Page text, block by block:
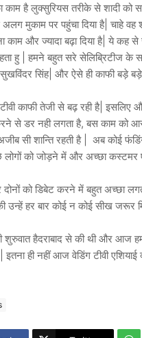
काम है लुक्सुरियस तरीके से शादी
मुकाम पर पहुंचा दिया है| चाहे वह
और ज्यादा बढ़ा दिया है| ये कह
हु | हमने बहुत सरे सेलिब्रिटीज के
सिंह| और ऐसे ही काफी बड़े
टीवी काफी तेजी से बढ़ रही है|
से डर नही लगता है, बस काम को
सी शान्ति रहती है | अब कोई
को जोड़ने में और अच्छा कस्टमर
दोनों को डिबेट करने में बहुत अच्छा
उन्हें हर बार कोई न कोई सीख जरूर
शुरुवात हैदराबाद से की थी और आज
इतना ही नहीं आज वेडिंग टीवी